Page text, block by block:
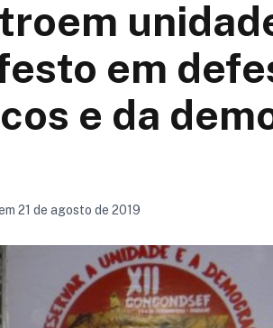
em
e da
21 de agosto de 2019